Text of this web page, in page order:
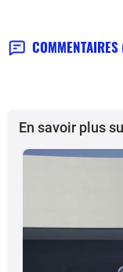
COMMENTAIRES
En savoir plus